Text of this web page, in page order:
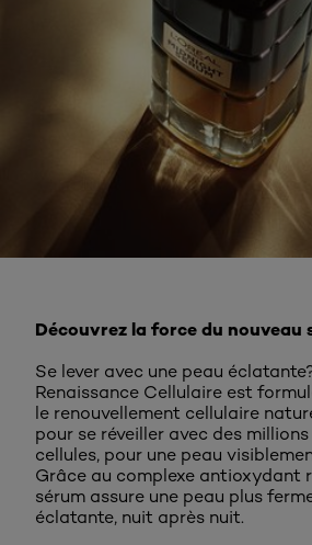
Découvrez la force du nouveau
Se lever avec une peau
Renaissance Cellulaire est
le renouvellement cellulaire
pour se réveiller avec des
cellules, pour une peau
Grâce au complexe antioxydant
sérum assure une peau plus
éclatante, nuit après nuit.